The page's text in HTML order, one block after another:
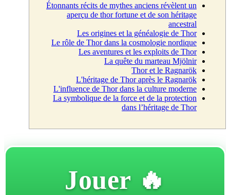
Étonnants récits de mythes anciens révèlent un
aperçu de thor fortune et de son héritage
ancestral
Les origines et la généalogie de Thor
Le rôle de Thor dans la cosmologie nordique
Les aventures et les exploits de Thor
La quête du marteau Mjölnir
Thor et le Ragnarök
L'héritage de Thor après le Ragnarök
L'influence de Thor dans la culture moderne
La symbolique de la force et de la protection
dans l’héritage de Thor
🔥 Jouer